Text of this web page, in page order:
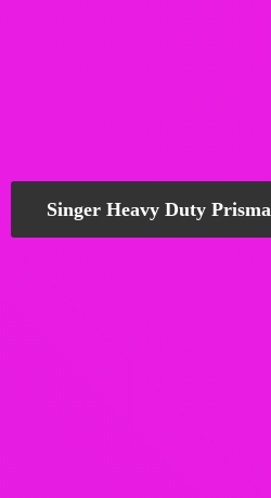
Singer Heavy Duty Prisma